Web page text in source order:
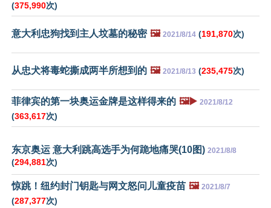
(375,990次)
意大利忠狗找到主人坟墓的秘密 🖼️ 2021/8/14 (191,870次)
从忠犬将毒蛇撕成两半所想到的 🖼️ 2021/8/13 (235,475次)
菲律宾的第一块奥运金牌是这样得来的 🖼️▶️ 2021/8/12
(363,617次)
东京奥运 意大利跳高选手为何跪地痛哭(10图) 2021/8/8
(294,881次)
惊跳！纽约封门钥匙与网文怒问儿童疫苗 🖼️ 2021/8/7
(287,377次)